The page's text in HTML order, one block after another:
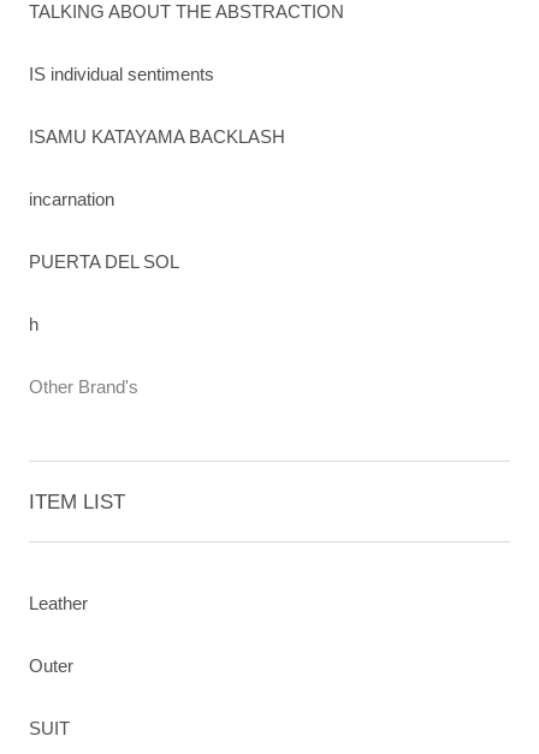
TALKING ABOUT THE ABSTRACTION
IS individual sentiments
ISAMU KATAYAMA BACKLASH
incarnation
PUERTA DEL SOL
h
Other Brand's
ITEM LIST
Leather
Outer
SUIT